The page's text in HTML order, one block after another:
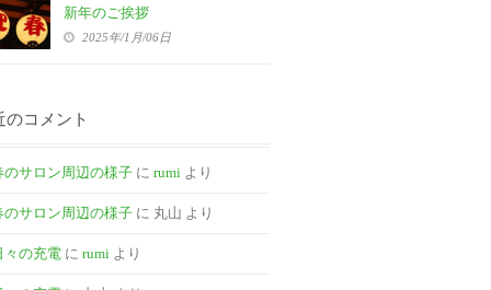
新年のご挨拶
2025年/1月/06日
のコメント
のサロン周辺の様子 に rumi より
のサロン周辺の様子 に 丸山 より
々の充電 に rumi より